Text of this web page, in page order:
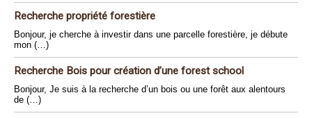
Recherche propriété forestière
Bonjour, je cherche à investir dans une parcelle forestière, je débute
mon (…)
Recherche Bois pour création d’une forest school
Bonjour, Je suis à la recherche d’un bois ou une forêt aux alentours
de (…)